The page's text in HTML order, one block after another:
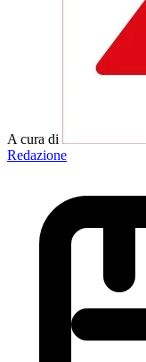
A cura di
Redazione